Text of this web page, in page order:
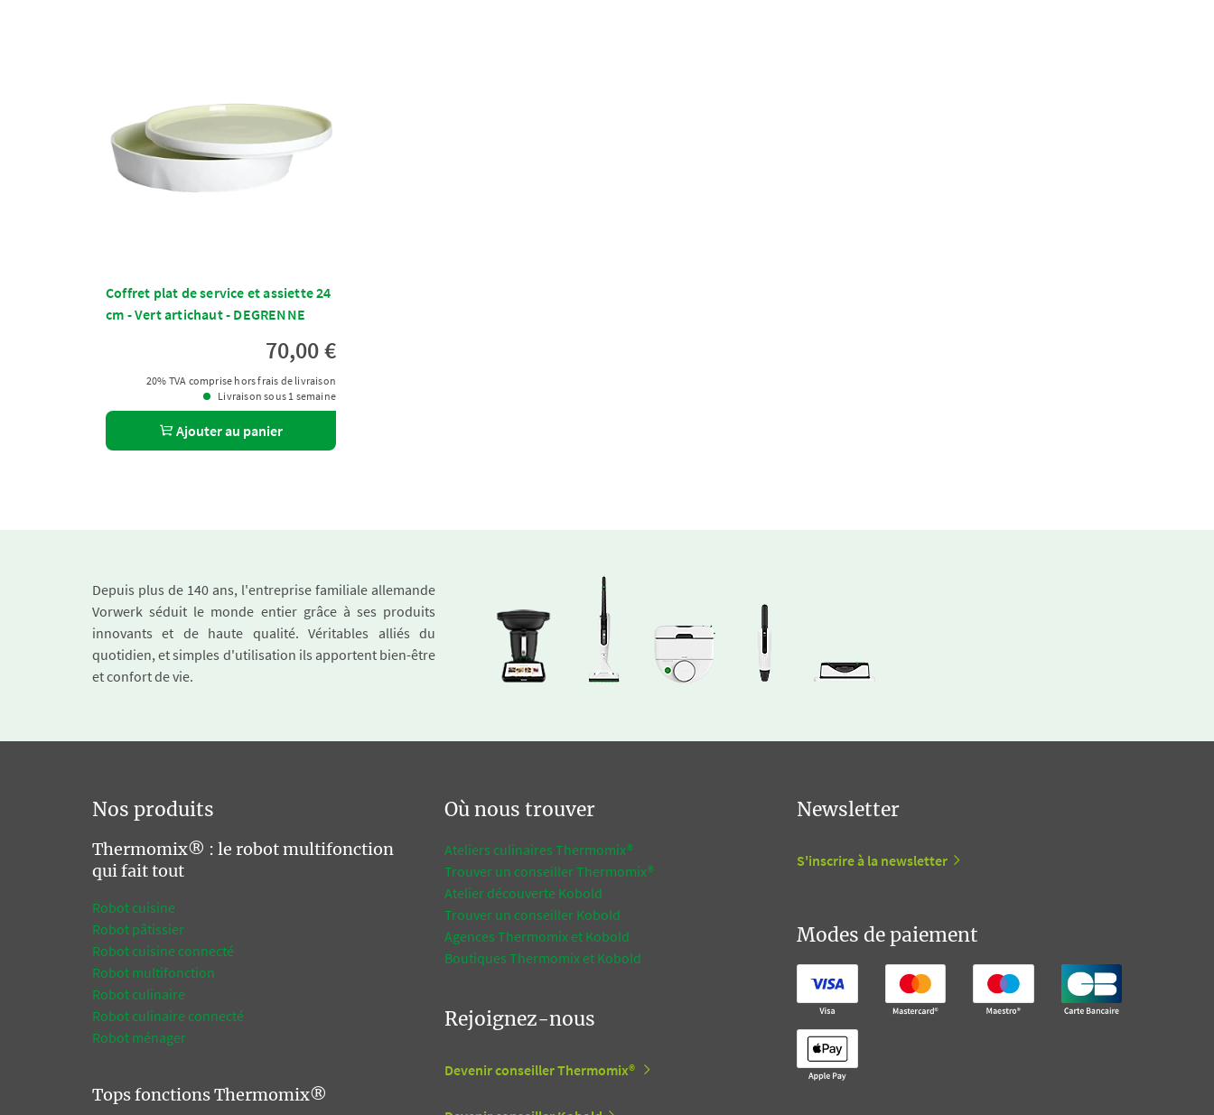
Coffret plat de service et assiette 24
cm - Vert artichaut - DEGRENNE
70,00 €
20% TVA comprise hors frais de livraison
Livraison sous 1 semaine
Ajouter au panier
Depuis plus de 140 ans, l'entreprise familiale allemande
Vorwerk séduit le monde entier grâce à ses produits
innovants et de haute qualité. Véritables alliés du
quotidien, et simples d'utilisation ils apportent bien-être
et confort de vie.
Nos produits
Thermomix® : le robot multifonction
qui fait tout
Robot cuisine
Robot pâtissier
Robot cuisine connecté
Robot multifonction
Robot culinaire
Robot culinaire connecté
Robot ménager
Tops fonctions Thermomix®
Où nous trouver
Ateliers culinaires Thermomix®
Trouver un conseiller Thermomix®
Atelier découverte Kobold
Trouver un conseiller Kobold
Agences Thermomix et Kobold
Boutiques Thermomix et Kobold
Rejoignez-nous
Devenir conseiller Thermomix®
Newsletter
S'inscrire à la newsletter
Modes de paiement